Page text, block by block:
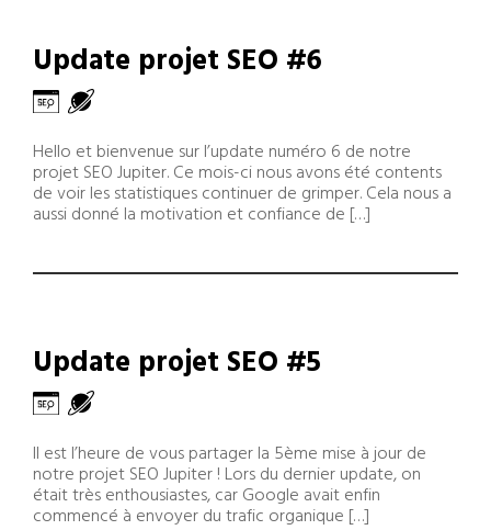
Update projet SEO #6
Hello et bienvenue sur l’update numéro 6 de notre
projet SEO Jupiter. Ce mois-ci nous avons été contents
de voir les statistiques continuer de grimper. Cela nous a
aussi donné la motivation et confiance de […]
Update projet SEO #5
Il est l’heure de vous partager la 5ème mise à jour de
notre projet SEO Jupiter ! Lors du dernier update, on
était très enthousiastes, car Google avait enfin
commencé à envoyer du trafic organique […]